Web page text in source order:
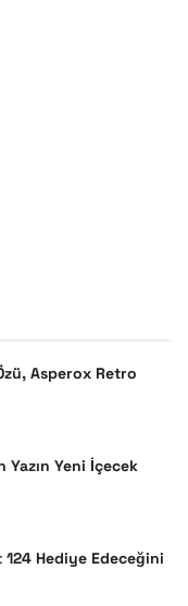
Asperox Retro
Yazın Yeni İçecek
124 Hediye Edeceğini